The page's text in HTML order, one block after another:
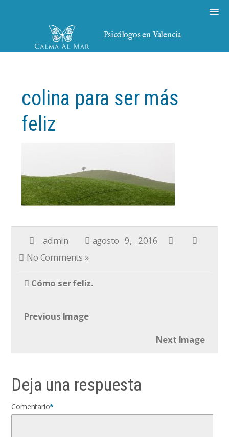
Psicólogos en Valencia
colina para ser más
feliz
admin
agosto 9, 2016
No Comments »
Cómo ser feliz.
Previous Image
Next Image
Deja una respuesta
Comentario*